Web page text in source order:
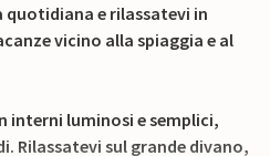
quotidiana e rilassatevi in
vicino alla spiaggia e al
interni luminosi e semplici,
Rilassatevi sul grande divano,